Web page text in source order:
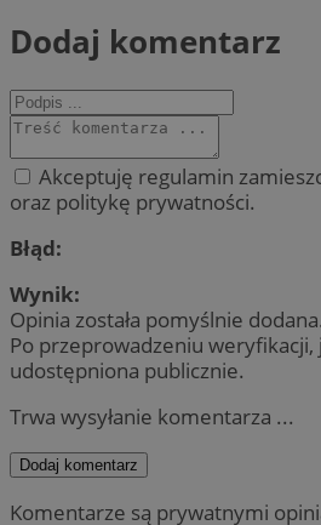
Dodaj komentarz
Akceptuję regulamin
oraz politykę prywatności.
Błąd:
Wynik:
Opinia została pomyślnie dodana.
Po przeprowadzeniu weryfikacji,
udostępniona publicznie.
Trwa wysyłanie komentarza ...
Dodaj komentarz
Komentarze są prywatnymi